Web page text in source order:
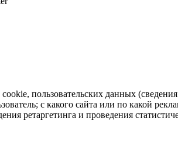
пользовательских данных
с какого сайта или по какой
ретаргетинга и проведения